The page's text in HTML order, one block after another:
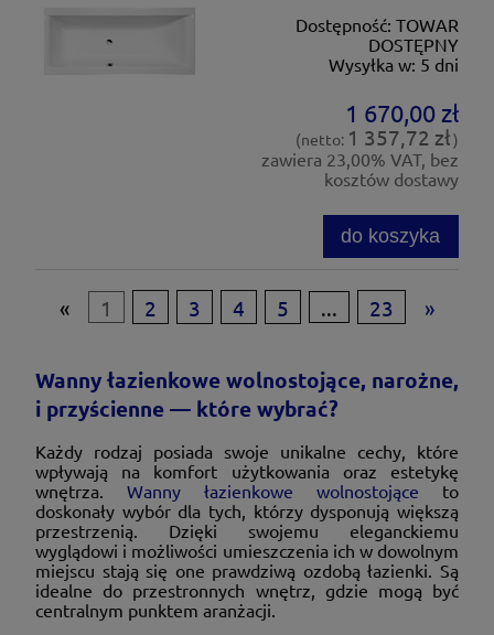
Dostępność: TOWAR
DOSTĘPNY
Wysyłka w: 5 dni
1 670,00 zł
(netto: 1 357,72 zł)
zawiera 23,00% VAT, bez
kosztów dostawy
do koszyka
« 1 2 3 4 5 ... 23 »
Wanny łazienkowe wolnostojące, narożne,
i przyścienne — które wybrać?
Każdy rodzaj posiada swoje unikalne cechy, które
wpływają na komfort użytkowania oraz estetykę
wnętrza. Wanny łazienkowe wolnostojące to
doskonały wybór dla tych, którzy dysponują większą
przestrzenią. Dzięki swojemu eleganckiemu
wyglądowi i możliwości umieszczenia ich w dowolnym
miejscu stają się one prawdziwą ozdobą łazienki. Są
idealne do przestronnych wnętrz, gdzie mogą być
centralnym punktem aranżacji.